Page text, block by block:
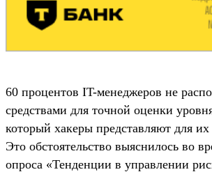
60 процентов IT-менеджеров не
средствами для точной оценки
который хакеры представляют для их
Это обстоятельство выяснилось во
опроса «Тенденции в управлении